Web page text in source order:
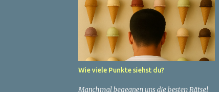
bewahren. Aber was passiert, wenn jemand
sein eigenes Alter anders wahrnimmt als die
Gesellschaft es tut? Treten dann Selbstbild
und Realität in Konflikt? Ein faszinierendes
Beispiel für diese Diskrepanz ist die
Geschichte einer 51-jährigen Frau, deren
Überzeugung von ihrem Aussehen sie dazu
bringt, sich jünger zu fühlen, als die
Wie viele Punkte siehst du?
Manchmal begegnen uns die besten Rätsel